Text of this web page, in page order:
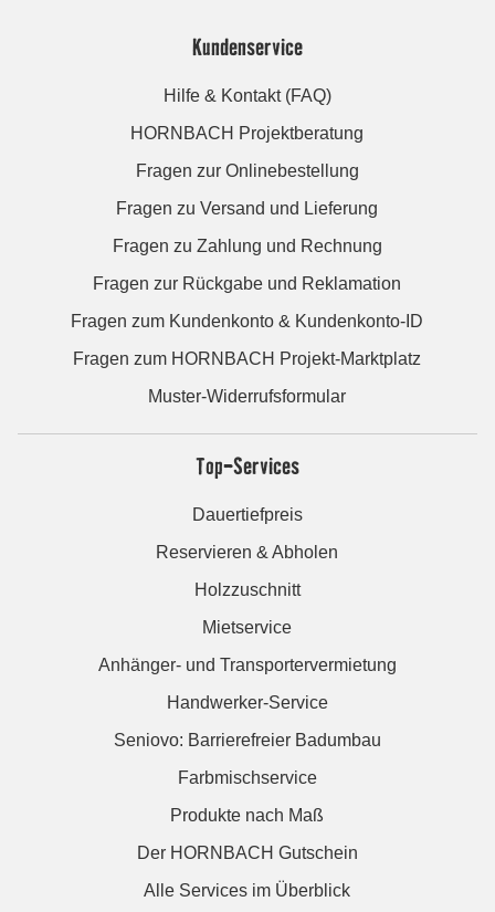
Kundenservice
Hilfe & Kontakt (FAQ)
HORNBACH Projektberatung
Fragen zur Onlinebestellung
Fragen zu Versand und Lieferung
Fragen zu Zahlung und Rechnung
Fragen zur Rückgabe und Reklamation
Fragen zum Kundenkonto & Kundenkonto-ID
Fragen zum HORNBACH Projekt-Marktplatz
Muster-Widerrufsformular
Top-Services
Dauertiefpreis
Reservieren & Abholen
Holzzuschnitt
Mietservice
Anhänger- und Transportervermietung
Handwerker-Service
Seniovo: Barrierefreier Badumbau
Farbmischservice
Produkte nach Maß
Der HORNBACH Gutschein
Alle Services im Überblick